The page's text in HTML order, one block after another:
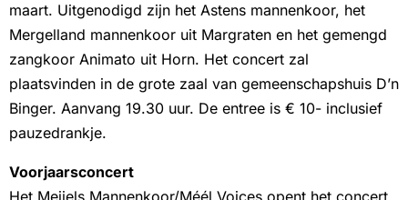
maart. Uitgenodigd zijn het Astens mannenkoor, het
Mergelland mannenkoor uit Margraten en het gemengd
zangkoor Animato uit Horn. Het concert zal
plaatsvinden in de grote zaal van gemeenschapshuis D’n
Binger. Aanvang 19.30 uur. De entree is € 10- inclusief
pauzedrankje.
Voorjaarsconcert